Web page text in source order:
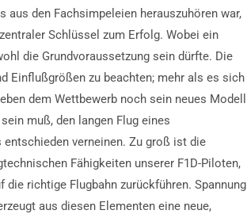
den Fachsimpeleien herauszuhören war,
Schlüssel zum Erfolg. Wobei ein
die Grundvoraussetzung sein dürfte. Die
Einflußgrößen zu beachten; mehr als es sich
dem Wettbewerb noch sein neues Modell
muß, den langen Flug eines
verneinen. Zu groß ist die
Fähigkeiten unserer F1D-Piloten,
richtige Flugbahn zurückführen. Spannung
aus diesen Elementen eine neue,